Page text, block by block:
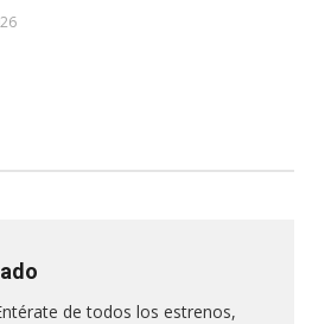
de todos los estrenos,